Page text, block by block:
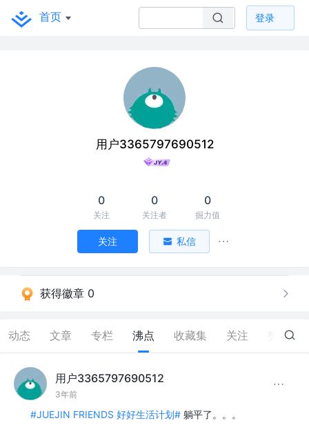
首页 登录
用户3365797690512
0
关注
0
关注者
0
掘力值
关注 私信
获得徽章 0
动态 文章 专栏 沸点 收藏集 关注 0
用户3365797690512
3年前
#JUEJIN FRIENDS 好好生活计划# 躺平了。。。